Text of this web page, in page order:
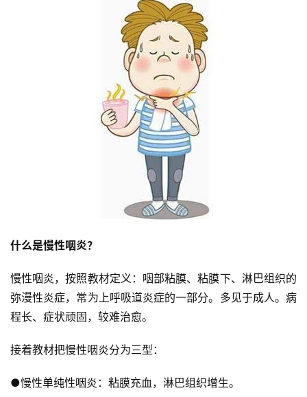
什么是慢性咽炎？
慢性咽炎，按照教材定义：咽部粘膜、粘膜下、淋巴组织的
弥漫性炎症，常为上呼吸道炎症的一部分。多见于成人。病
程长、症状顽固，较难治愈。
接着教材把慢性咽炎分为三型：
●慢性单纯性咽炎：粘膜充血，淋巴组织增生。